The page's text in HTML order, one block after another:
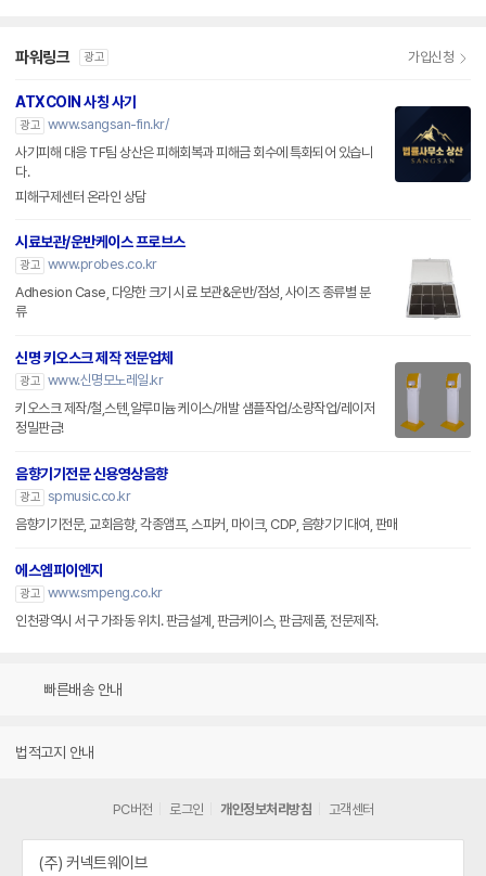
파워링크 광고 가입신청
ATXCOIN 사칭 사기
광고 www.sangsan-fin.kr/
사기피해 대응 TF팀 상산은 피해회복과 피해금 회수에 특화되어 있습니
다.
피해구제센터 온라인 상담
시료보관/운반케이스 프로브스
광고 www.probes.co.kr
Adhesion Case, 다양한 크기 시료 보관&운반/점성, 사이즈 종류별 분
류
신명 키오스크 제작 전문업체
광고 www.신명모노레일.kr
키오스크 제작/철,스텐,알루미늄 케이스/개발 샘플작업/소량작업/레이저
정밀판금!
음향기기전문 신용영상음향
광고 spmusic.co.kr
음향기기전문, 교회음향, 각종앰프, 스피커, 마이크, CDP, 음향기기대여, 판매
에스엠피이엔지
광고 www.smpeng.co.kr
인천광역시 서구 가좌동 위치. 판금설계, 판금케이스, 판금제품, 전문제작.
빠른배송 안내
법적고지 안내
PC버전 로그인 개인정보처리방침 고객센터
(주) 커넥트웨이브